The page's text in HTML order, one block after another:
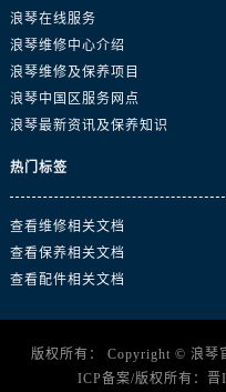
浪琴在线服务
浪琴维修中心介绍
浪琴维修及保养项目
浪琴中国区服务网点
浪琴最新资讯及保养知识
热门标签
查看维修相关文档
查看保养相关文档
查看配件相关文档
版权所有： Copyright © 浪琴
ICP备案/版权所有： 晋